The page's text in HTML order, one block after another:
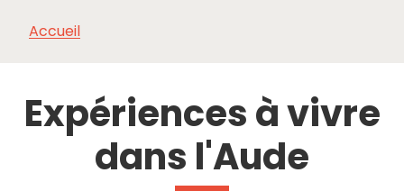
Accueil
Expériences à vivre
dans l'Aude